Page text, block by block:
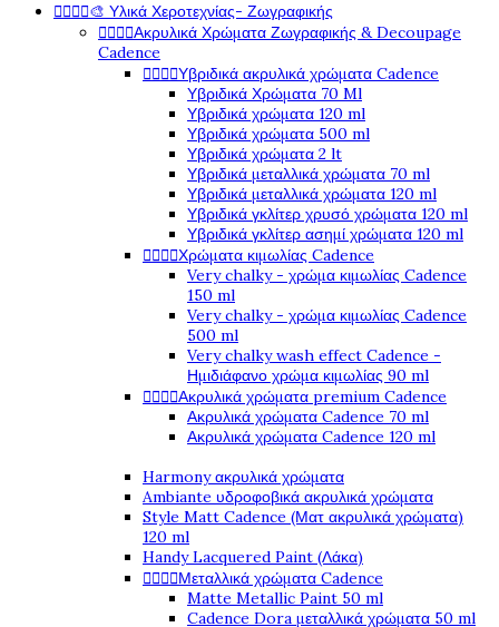
🎨 Υλικά Χεροτεχνίας- Ζωγραφικής
Ακρυλικά Χρώματα Ζωγραφικής & Decoupage
Cadence
Υβριδικά ακρυλικά χρώματα Cadence
Υβριδικά Χρώματα 70 Ml
Υβριδικά χρώματα 120 ml
Υβριδικά χρώματα 500 ml
Υβριδικά χρώματα 2 lt
Υβριδικά μεταλλικά χρώματα 70 ml
Υβριδικά μεταλλικά χρώματα 120 ml
Υβριδικά γκλίτερ χρυσό χρώματα 120 ml
Υβριδικά γκλίτερ ασημί χρώματα 120 ml
Χρώματα κιμωλίας Cadence
Very chalky - χρώμα κιμωλίας Cadence
150 ml
Very chalky - χρώμα κιμωλίας Cadence
500 ml
Very chalky wash effect Cadence -
Ημιδιάφανο χρώμα κιμωλίας 90 ml
Ακρυλικά χρώματα premium Cadence
Ακρυλικά χρώματα Cadence 70 ml
Ακρυλικά χρώματα Cadence 120 ml
Harmony ακρυλικά χρώματα
Ambiante υδροφοβικά ακρυλικά χρώματα
Style Matt Cadence (Ματ ακρυλικά χρώματα)
120 ml
Handy Lacquered Paint (Λάκα)
Μεταλλικά χρώματα Cadence
Matte Metallic Paint 50 ml
Cadence Dora μεταλλικά χρώματα 50 ml